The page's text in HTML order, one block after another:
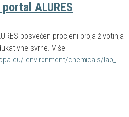
ALURES
posvećen procjeni broja životinja
svrhe. Više
environment/chemicals/lab_